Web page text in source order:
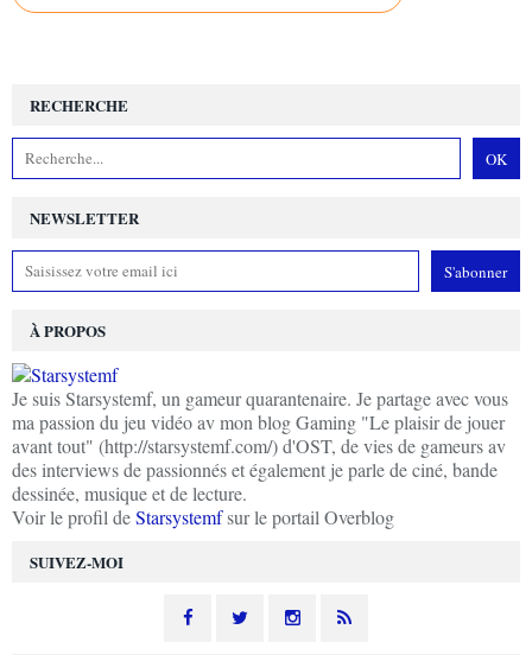
NEWSLETTER
SUIVEZ-MOI
RECHERCHE
À PROPOS
Je suis Starsystemf, un gameur quarantenaire. Je partage avec vous
ma passion du jeu vidéo av mon blog Gaming "Le plaisir de jouer
avant tout" (http://starsystemf.com/) d'OST, de vies de gameurs av
des interviews de passionnés et également je parle de ciné, bande
dessinée, musique et de lecture.
Voir le profil deStarsystemfsur le portail Overblog